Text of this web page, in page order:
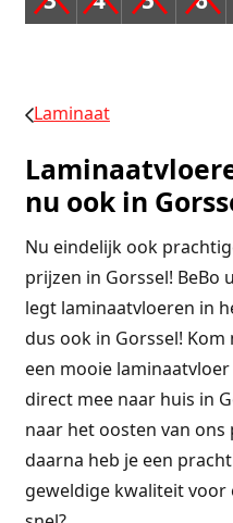
Laminaat
nu ook in
Nu eindelijk ook
prijzen in Gorssel! BeBo
legt laminaatvloeren in
dus ook in Gorssel!
een mooie
direct mee naar huis in
naar het oosten van
daarna heb je een
geweldige kwaliteit voor